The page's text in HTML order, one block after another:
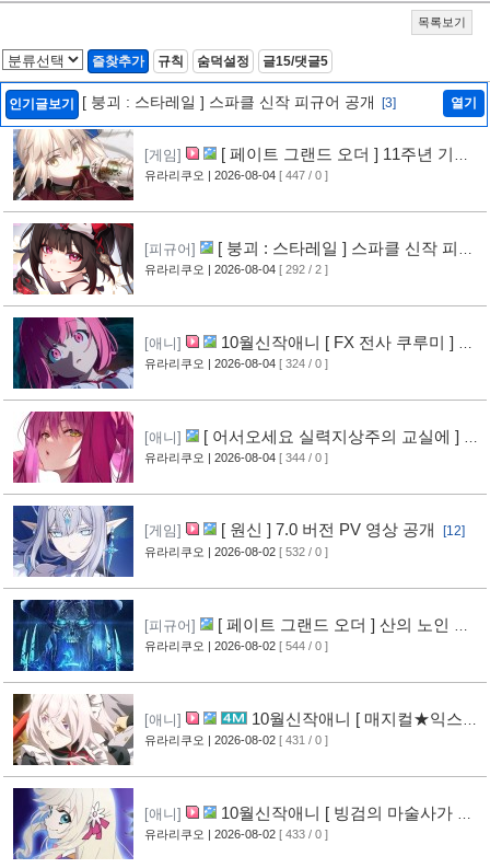
목록보기
즐찾추가 규칙 숨덕설정 글15/댓글5
인기글보기 [ 붕괴 : 스타레일 ] 스파클 신작 피규어 공개 [3] 열기
[게임]
[ 페이트 그랜드 오더 ] 11주년 기념
영상 공개
[6]
유라리쿠오 | 2026-08-04 [ 447 / 0 ]
[피규어]
[ 붕괴 : 스타레일 ] 스파클 신작 피규
어 공개
[3]
유라리쿠오 | 2026-08-04 [ 292 / 2 ]
[애니]
10월신작애니 [ FX 전사 쿠루미 ] PV
영상 공개
[5]
유라리쿠오 | 2026-08-04 [ 324 / 0 ]
[애니]
[ 어서오세요 실력지상주의 교실에 ] 블
루레이 VOL.2 표지 공개 [6]
유라리쿠오 | 2026-08-04 [ 344 / 0 ]
[게임] [ 원신 ] 7.0 버전 PV 영상 공개 [12]
유라리쿠오 | 2026-08-02 [ 532 / 0 ]
[피규어]
[ 페이트 그랜드 오더 ] 산의 노인 신
작 피규어 공개 [16]
유라리쿠오 | 2026-08-02 [ 544 / 0 ]
[애니]
10월신작애니 [ 매지컬★익스플
로러 ] PV 영상 공개 [11]
유라리쿠오 | 2026-08-02 [ 431 / 0 ]
[애니]
10월신작애니 [ 빙검의 마술사가 세
계를 다스린다 ] 2기 PV 영상 공개
유라리쿠오 | 2026-08-02 [ 433 / 0 ]